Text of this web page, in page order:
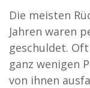
Die meisten
Jahren waren
geschuldet.
ganz wenigen
von ihnen